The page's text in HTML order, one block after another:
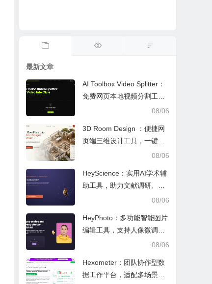
最新文章
AI Toolbox Video Splitter：
免费网页本地视频分割工
具，多模式裁切高清视频且
08/06
3D Room Design ：便捷网
页端三维设计工具，一键户
型建模、实时改色布景助力
08/06
HeyScience：实用AI学术辅
助工具，助力文献调研、论
文审阅与日常学业研究工作
08/06
HeyPhoto：多功能智能图片
编辑工具，支持人像微调、
艺术创作与日常隐私防护08/06
Hexometer：团队协作型数
据工作平台，适配多场景数